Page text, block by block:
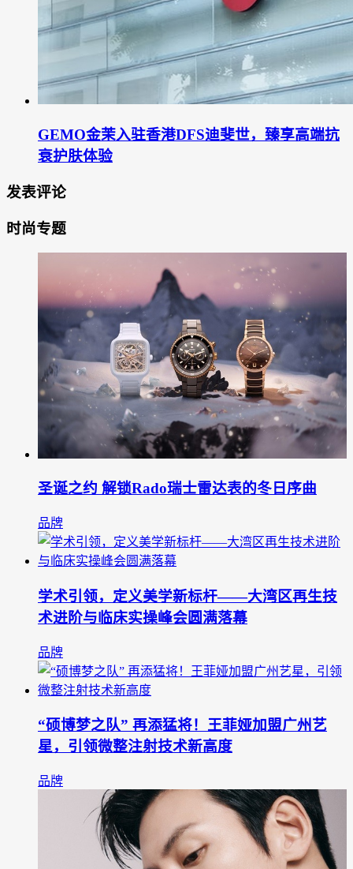
GEMO金茉入驻香港DFS迪斐世，臻享高端抗
衰护肤体验
发表评论
时尚专题
圣诞之约 解锁Rado瑞士雷达表的冬日序曲
品牌
学术引领，定义美学新标杆——大湾区再生技
术进阶与临床实操峰会圆满落幕
品牌
“硕博梦之队” 再添猛将！王菲娅加盟广州艺
星，引领微整注射技术新高度
品牌